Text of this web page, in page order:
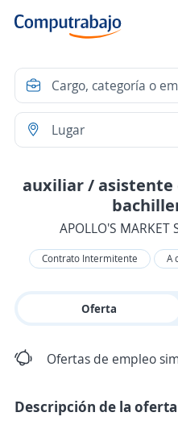
auxiliar / asistente
APOLLO'S MARKET
Contrato Intermitente A
Oferta
Ofertas de empleo
Descripción de la oferta